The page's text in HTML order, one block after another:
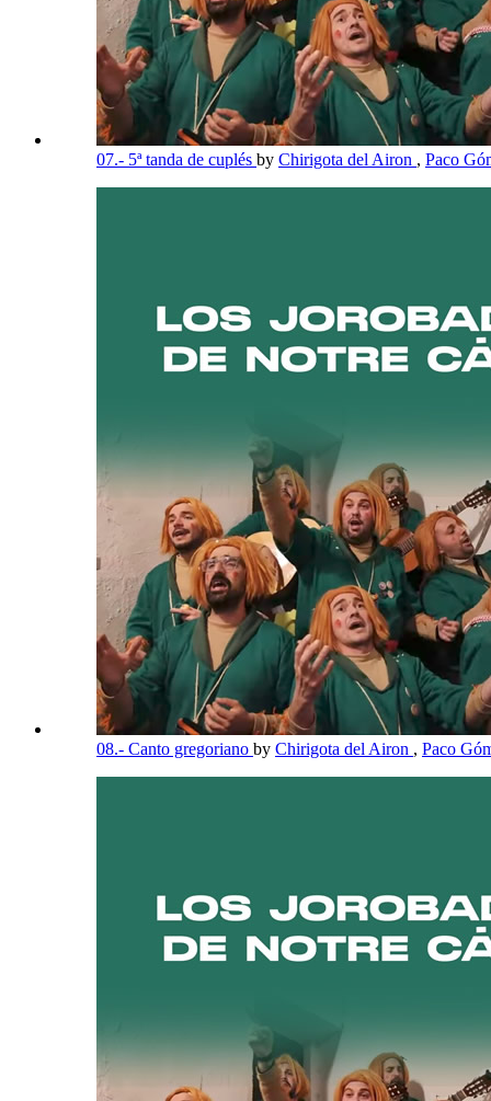
07.- 5ª tanda de cuplés by Chirigota del Airon , Paco
08.- Canto gregoriano by Chirigota del Airon , Paco